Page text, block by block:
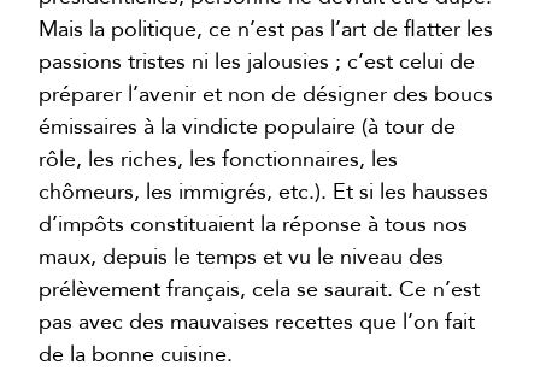
Mais la politique, ce n’est pas l’art de flatter les
passions tristes ni les jalousies ; c’est celui de
préparer l’avenir et non de désigner des boucs
émissaires à la vindicte populaire (à tour de
rôle, les riches, les fonctionnaires, les
chômeurs, les immigrés, etc.). Et si les hausses
d’impôts constituaient la réponse à tous nos
maux, depuis le temps et vu le niveau des
prélèvement français, cela se saurait. Ce n’est
pas avec des mauvaises recettes que l’on fait
de la bonne cuisine.